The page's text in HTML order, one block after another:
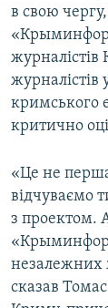
в свою
журналістів
журналістів
кримського
критично
«Це не
відчуваємо
з проектом.
незалежних
сказав